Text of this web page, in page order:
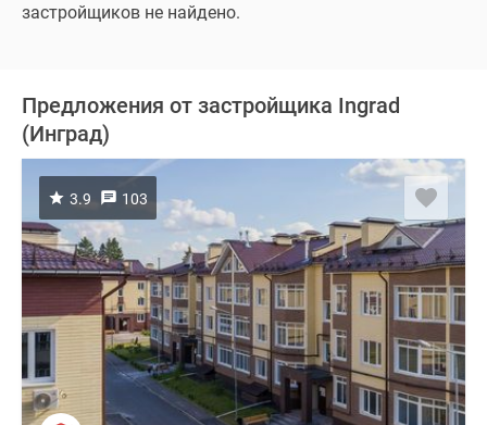
застройщиков не найдено.
Предложения от застройщика Ingrad
(Инград)
3.9 103